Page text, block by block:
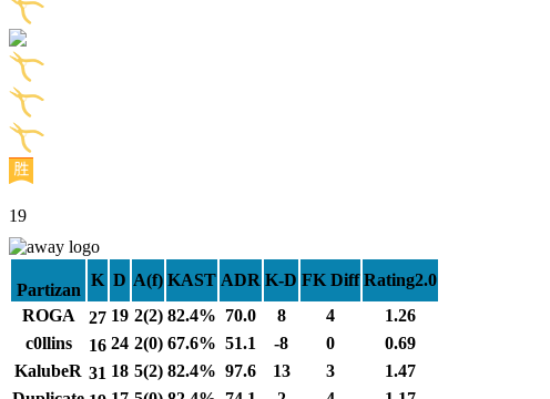
19
Partizan
K D A(f) KAST ADR K-D FK Diff Rating2.0
ROGA
27 19 2(2) 82.4% 70.0 8 4
1.26
c0llins
16 24 2(0) 67.6% 51.1 -8 0
0.69
KalubeR 31 18 5(2) 82.4% 97.6 13 3
1.47